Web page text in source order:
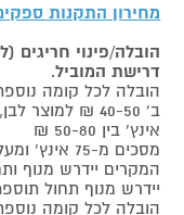
מחירון התקנות
הובלה/פינוי חריגים
דרישת המוביל.
הובלה לכל קומה
אינץ' בין 50-80 ₪
המקרים יידרש מנוף
יידרש מנוף תחול